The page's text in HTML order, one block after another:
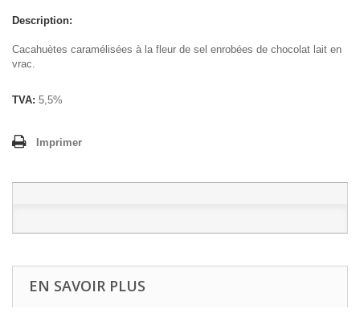
Description:
Cacahuètes caramélisées à la fleur de sel enrobées de chocolat lait en
vrac.
TVA: 5,5%
Imprimer
EN SAVOIR PLUS